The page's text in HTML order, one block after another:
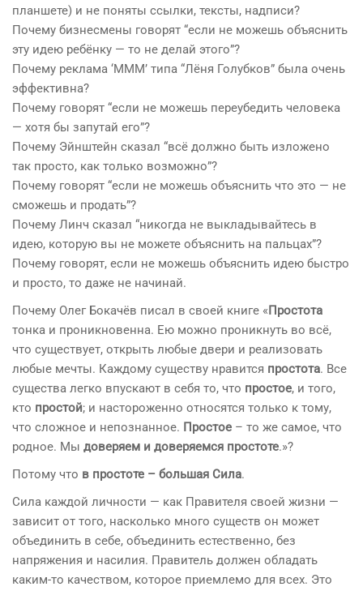
планшете) и не поняты ссылки, тексты, надписи?
Почему бизнесмены говорят “если не можешь объяснить
эту идею ребёнку — то не делай этого”?
Почему реклама ‘МММ’ типа “Лёня Голубков” была очень
эффективна?
Почему говорят “если не можешь переубедить человека
— хотя бы запутай его”?
Почему Эйнштейн сказал “всё должно быть изложено
так просто, как только возможно”?
Почему говорят “если не можешь объяснить что это — не
сможешь и продать”?
Почему Линч сказал “никогда не выкладывайтесь в
идею, которую вы не можете объяснить на пальцах”?
Почему говорят, если не можешь объяснить идею быстро
и просто, то даже не начинай.
Почему Олег Бокачёв писал в своей книге «Простота
тонка и проникновенна. Ею можно проникнуть во всё,
что существует, открыть любые двери и реализовать
любые мечты. Каждому существу нравится простота. Все
существа легко впускают в себя то, что простое, и того,
кто простой; и настороженно относятся только к тому,
что сложное и непознанное. Простое – то же самое, что
родное. Мы доверяем и доверяемся простоте.»?
Потому что в простоте – большая Сила.
Сила каждой личности — как Правителя своей жизни —
зависит от того, насколько много существ он может
объединить в себе, объединить естественно, без
напряжения и насилия. Правитель должен обладать
каким-то качеством, которое приемлемо для всех. Это